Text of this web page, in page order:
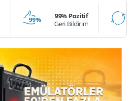
99% Pozitif
Geri Bildirim